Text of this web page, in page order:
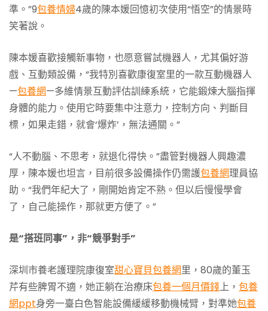
準。”9包養情婦4歲的陳本媛回憶初次使用“悟空”的情景時
笑著說。
陳本媛喜歡接觸新事物，也愿意嘗試機器人，尤其偏好游
戲、互動類設備，“我特別喜歡康復室里的一款互動機器人
—包養網—多維情景互動評估訓練系統，它能鍛煉大腦指揮
身體的能力。使用它時要集中注意力，控制方向、判斷目
標，如果走錯，就會‘爆炸’，無法通關。”
“人不動腦、不思考，就退化得快。”盡管對機器人興趣濃
厚，陳本媛也坦言，目前很多設備操作仍需護包養網理員協
助。“我們年紀大了，剛開始肯定不熟。但以后慢慢學會
了，自己能操作，那就更方便了。”
是“搭班同事”，非“競爭對手”
深圳市養老護理院康復室甜心寶貝包養網里，80歲的董玉
芹有些脾胃不適，她正躺在治療床包養一個月價錢上， 包養
網ppt身旁一臺白色智能設備緩緩移動機械臂，對準她包養